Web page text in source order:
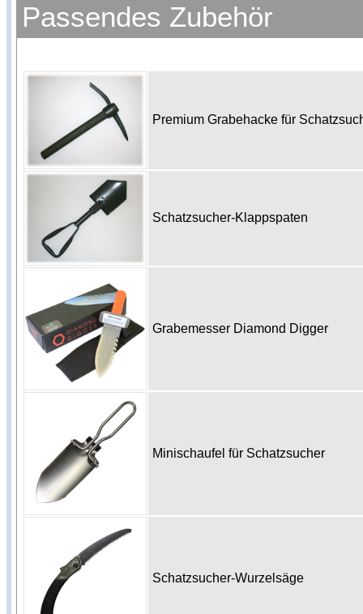
Passendes Zubehör
Premium Grabehacke für
Schatzsucher-Klappspaten
Grabemesser Diamond Digger
Minischaufel für Schatzsucher
Schatzsucher-Wurzelsäge